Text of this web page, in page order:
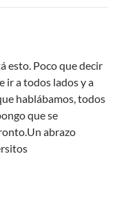
esto. Poco que decir
ir a todos lados y a
hablábamos, todos
que se
abrazo